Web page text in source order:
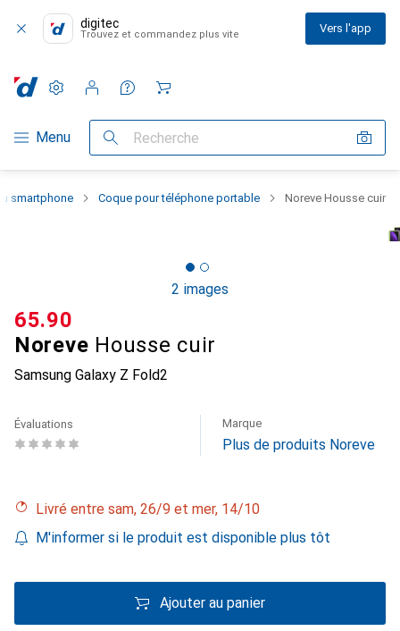
digitec
Trouvez et commandez plus vite Vers l'app
Navigation par catégorie
Menu Recherche
Paramètres
Compte client
Listes de comparaison
Listes d'envies
Panier
smartphone Coque pour téléphone portable Noreve Housse cuir
2 images
Noreve Housse cuir
Samsung Galaxy Z Fold2
CHF
65.90
Évaluations Marque
Plus de produits Noreve
Livré entre sam, 26/9 et mer, 14/10
M'informer si le produit est disponible plus tôt
Ajouter au panier